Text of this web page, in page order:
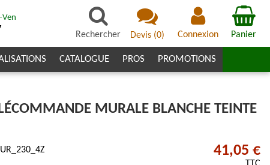
Rechercher Devis (0) Connexion Panier
CATALOGUE PROS PROMOTIONS
MURALE BLANCHE TEINTE
41,05 €